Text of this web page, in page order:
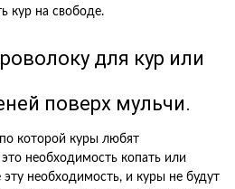
кур на свободе.
для кур или
поверх мульчи.
которой куры любят
необходимость копать или
необходимость, и куры не будут